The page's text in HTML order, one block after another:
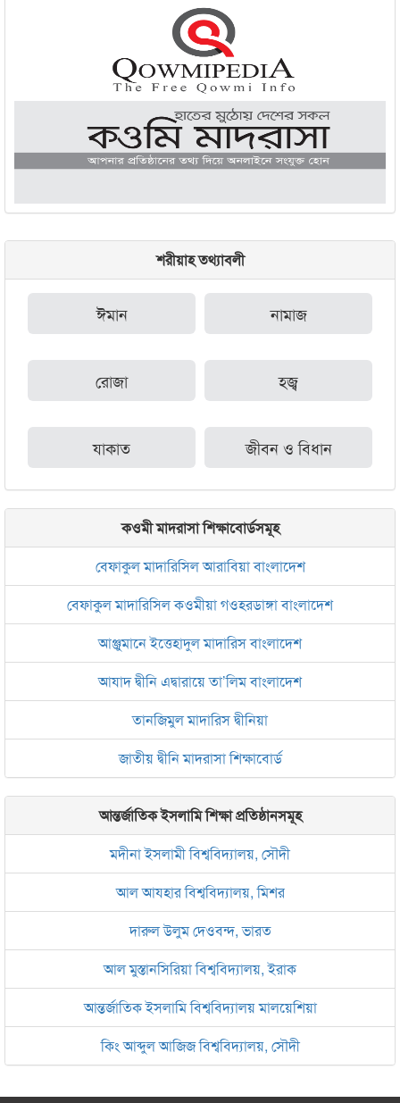
জামেয়া কুরআনিয়া লালবাগ ঢাকা
শরীয়াহ তথ্যাবলী
ঈমান নামাজ
রোজা হজ্ব
যাকাত জীবন ও বিধান
কওমী মাদরাসা শিক্ষাবোর্ডসমূহ
বেফাকুল মাদারিসিল আরাবিয়া বাংলাদেশ
বেফাকুল মাদারিসিল কওমীয়া গওহরডাঙ্গা বাংলাদেশ
আঞ্জুমানে ইত্তেহাদুল মাদারিস বাংলাদেশ
আযাদ দ্বীনি এদ্বারায়ে তা’লিম বাংলাদেশ
তানজিমুল মাদারিস দ্বীনিয়া
জাতীয় দ্বীনি মাদরাসা শিক্ষাবোর্ড
আন্তর্জাতিক ইসলামি শিক্ষা প্রতিষ্ঠানসমূহ
মদীনা ইসলামী বিশ্ববিদ্যালয়, সৌদী
আল আযহার বিশ্ববিদ্যালয়, মিশর
দারুল উলুম দেওবন্দ, ভারত
আল মুস্তানসিরিয়া বিশ্ববিদ্যালয়, ইরাক
আন্তর্জাতিক ইসলামি বিশ্ববিদ্যালয় মালয়েশিয়া
কিং আব্দুল আজিজ বিশ্ববিদ্যালয়, সৌদী